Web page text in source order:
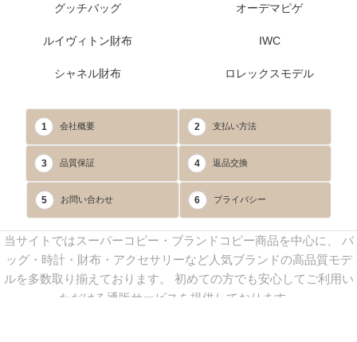
グッチバッグ
ルイヴィトン財布
シャネル財布
オーデマピゲ
IWC
ロレックスモデル
1 会社概要 2 支払い方法
3 品質保証 4 返品交換
5 お問い合わせ 6 プライバシー
当サイトではスーパーコピー・ブランドコピー商品を中心に、 バ
ッグ・時計・財布・アクセサリーなど人気ブランドの高品質モデ
ルを多数取り揃えております。 初めての方でも安心してご利用い
ただける通販サービスを提供しております。